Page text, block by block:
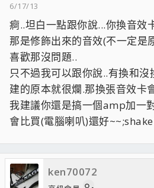
6/17/13
痾..坦白一點跟你說...你換音效
那是修飾出來的音效(不一定是
喜歡那沒問題..
只不過我可以跟你說..有換和
建的原本就很爛.那換張音效卡
我建議你還是搞一個amp加一
會比買(電腦喇叭)還好
ken70072